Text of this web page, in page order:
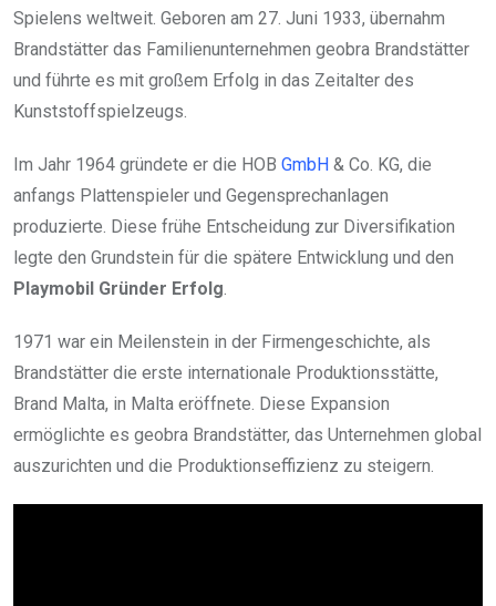
Spielens weltweit. Geboren am 27. Juni 1933, übernahm
Brandstätter das Familienunternehmen geobra Brandstätter
und führte es mit großem Erfolg in das Zeitalter des
Kunststoffspielzeugs.
Im Jahr 1964 gründete er die HOB GmbH & Co. KG, die
anfangs Plattenspieler und Gegensprechanlagen
produzierte. Diese frühe Entscheidung zur Diversifikation
legte den Grundstein für die spätere Entwicklung und den
Playmobil Gründer Erfolg.
1971 war ein Meilenstein in der Firmengeschichte, als
Brandstätter die erste internationale Produktionsstätte,
Brand Malta, in Malta eröffnete. Diese Expansion
ermöglichte es geobra Brandstätter, das Unternehmen global
auszurichten und die Produktionseffizienz zu steigern.